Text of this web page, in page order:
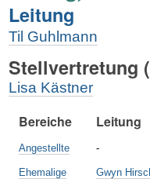
Leitung
Til Guhlmann
Stellvertretung (
Lisa Kästner
Bereiche Leitung
Angestellte -
Ehemalige Gwyn